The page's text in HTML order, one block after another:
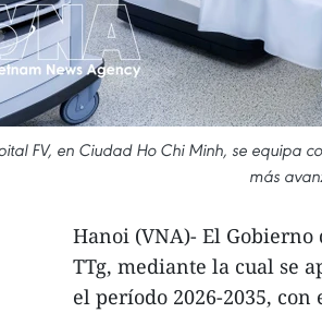
FV, en Ciudad Ho Chi Minh, se equipa
más
Hanoi (VNA)- El
TTg, mediante la cual se
el período 2026-2035,